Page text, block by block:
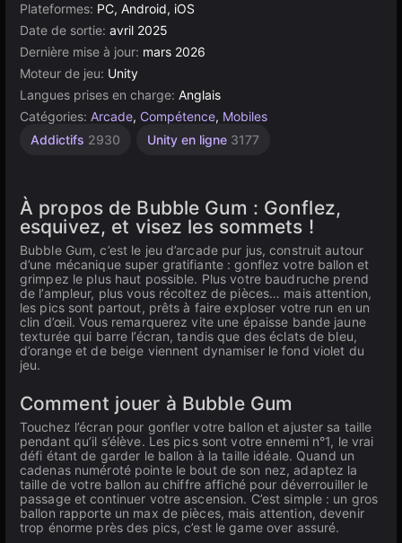
Plateformes: PC, Android, iOS
Date de sortie: avril 2025
Dernière mise à jour: mars 2026
Moteur de jeu: Unity
Langues prises en charge: Anglais
Catégories: Arcade, Compétence, Mobiles
Addictifs 2930 Unity en ligne 3177
À propos de Bubble Gum : Gonflez,
esquivez, et visez les sommets !
Bubble Gum, c’est le jeu d’arcade pur jus, construit autour
d’une mécanique super gratifiante : gonflez votre ballon et
grimpez le plus haut possible. Plus votre baudruche prend
de l’ampleur, plus vous récoltez de pièces… mais attention,
les pics sont partout, prêts à faire exploser votre run en un
clin d’œil. Vous remarquerez vite une épaisse bande jaune
texturée qui barre l’écran, tandis que des éclats de bleu,
d’orange et de beige viennent dynamiser le fond violet du
jeu.
Comment jouer à Bubble Gum
Touchez l’écran pour gonfler votre ballon et ajuster sa taille
pendant qu’il s’élève. Les pics sont votre ennemi n°1, le vrai
défi étant de garder le ballon à la taille idéale. Quand un
cadenas numéroté pointe le bout de son nez, adaptez la
taille de votre ballon au chiffre affiché pour déverrouiller le
passage et continuer votre ascension. C’est simple : un gros
ballon rapporte un max de pièces, mais attention, devenir
trop énorme près des pics, c’est le game over assuré.